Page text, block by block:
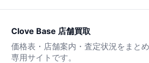
Clove Base 店舗買取
価格表・店舗案内・査定状況をまと
専用サイトです。